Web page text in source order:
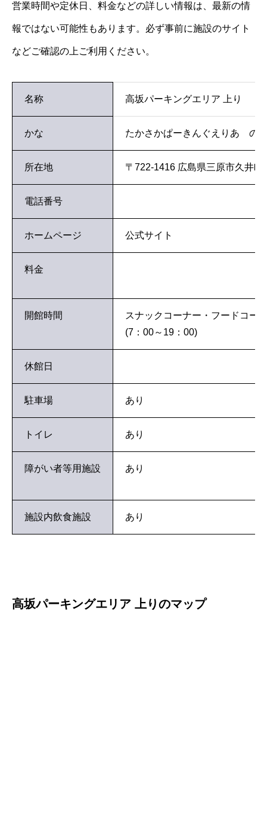
営業時間や定休日、料金などの詳しい情報は、最新の情
報ではない可能性もあります。必ず事前に施設のサイト
などご確認の上ご利用ください。
名称 高坂パーキングエリア 上り
かな たかさかぱーきんぐえりあ の
所在地 〒722-1416 広島県三原市久井町
電話番号
ホームページ 公式サイト
料金
開館時間
スナックコーナー・フードコー
(7：00～19：00)
休館日
駐車場 あり
トイレ あり
障がい者等用施設 あり
施設内飲食施設 あり
高坂パーキングエリア 上りのマップ